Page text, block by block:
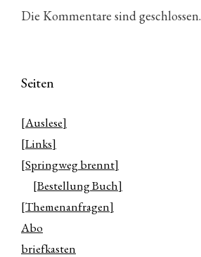
Die Kommentare sind geschlossen.
Seiten
[Auslese]
[Links]
[Springweg brennt]
[Bestellung Buch]
[Themenanfragen]
Abo
briefkasten